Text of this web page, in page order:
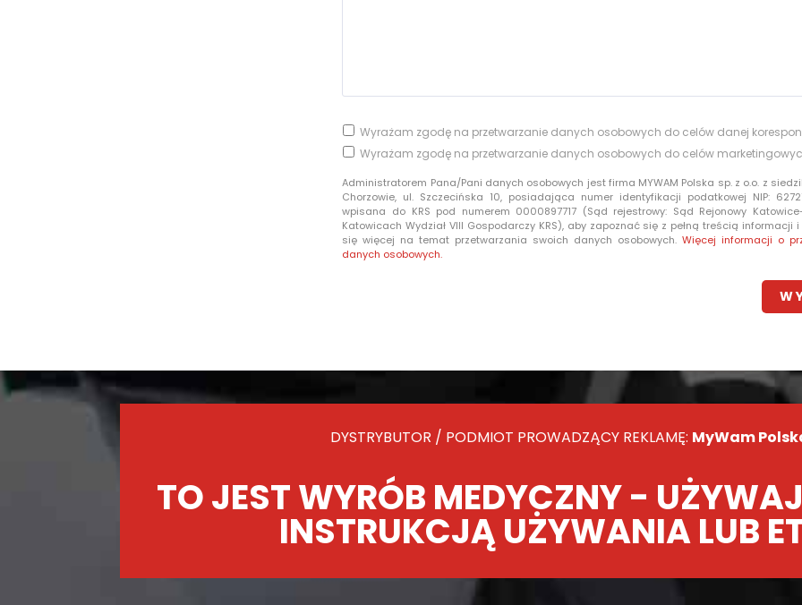
Wyrażam zgodę na przetwarzanie danych osobowych do celów danej
Wyrażam zgodę na przetwarzanie danych osobowych do celów
Administratorem Pana/Pani danych osobowych jest firma MYWAM Polska sp. z o.o. z
Chorzowie, ul. Szczecińska 10, posiadająca numer identyfikacji podatkowej NIP:
wpisana do KRS pod numerem 0000897717 (Sąd rejestrowy: Sąd Rejonowy
Katowicach Wydział VIII Gospodarczy KRS), aby zapoznać się z pełną treścią informacji
się więcej na temat przetwarzania swoich danych osobowych. Więcej informacji o
danych osobowych.
DYSTRYBUTOR / PODMIOT PROWADZĄCY REKLAMĘ: MyWam
TO JEST WYRÓB MEDYCZNY -
INSTRUKCJĄ UŻYWANIA LUB